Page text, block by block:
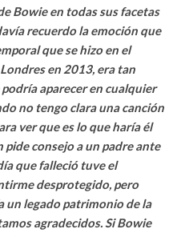
Bowie en todas sus facetas
recuerdo la emoción que
que se hizo en el
en 2013, era tan
aparecer en cualquier
no tengo clara una canción
ver que es lo que haría él
pide consejo a un padre ante
que falleció tuve el
desprotegido, pero
un legado patrimonio de la
agradecidos. Si Bowie